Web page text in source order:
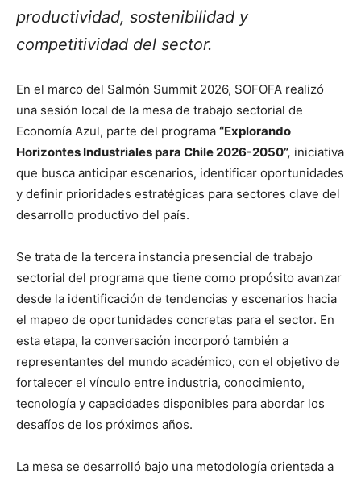
productividad, sostenibilidad y
competitividad del sector.
En el marco del Salmón Summit 2026, SOFOFA realizó
una sesión local de la mesa de trabajo sectorial de
Economía Azul, parte del programa “Explorando
Horizontes Industriales para Chile 2026-2050”, iniciativa
que busca anticipar escenarios, identificar oportunidades
y definir prioridades estratégicas para sectores clave del
desarrollo productivo del país.
Se trata de la tercera instancia presencial de trabajo
sectorial del programa que tiene como propósito avanzar
desde la identificación de tendencias y escenarios hacia
el mapeo de oportunidades concretas para el sector. En
esta etapa, la conversación incorporó también a
representantes del mundo académico, con el objetivo de
fortalecer el vínculo entre industria, conocimiento,
tecnología y capacidades disponibles para abordar los
desafíos de los próximos años.
La mesa se desarrolló bajo una metodología orientada a